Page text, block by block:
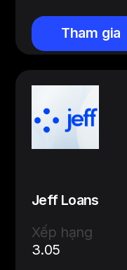
Tham gia
Jeff Loans
Xếp hạng
3.05